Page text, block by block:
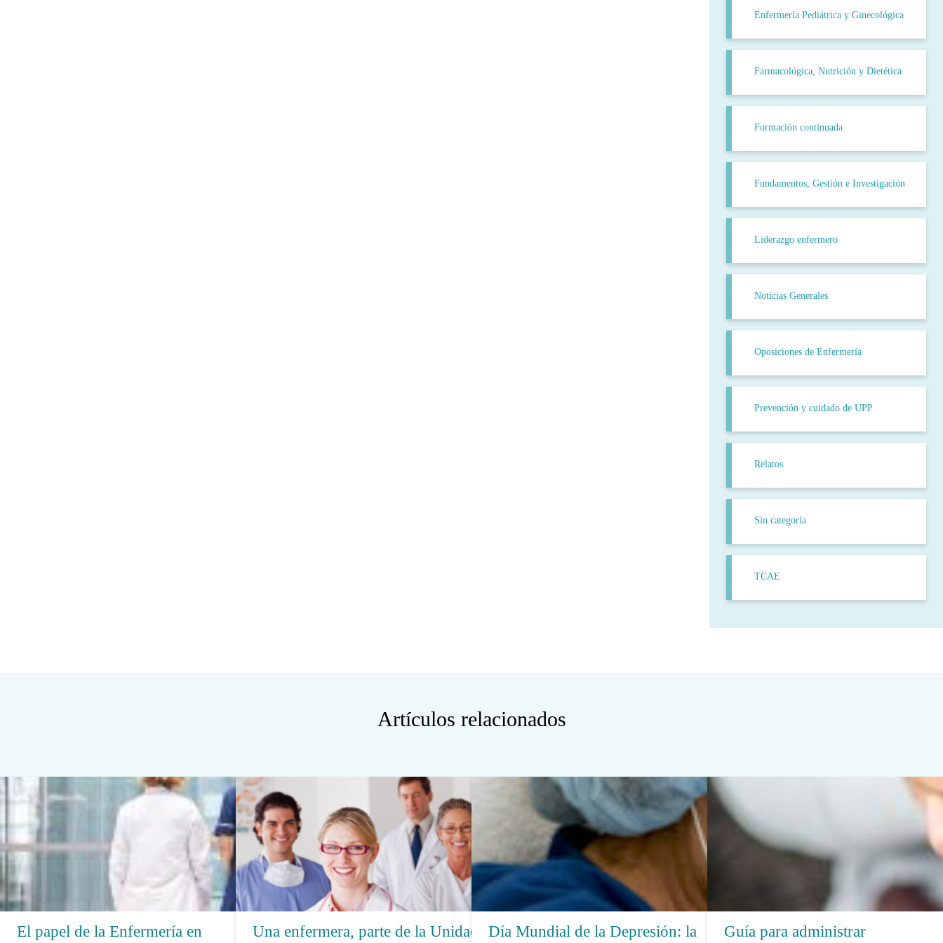
Enfermería Pediátrica y Ginecológica
Farmacológica, Nutrición y Dietética
Formación continuada
Fundamentos, Gestión e Investigación
Liderazgo enfermero
Noticias Generales
Oposiciones de Enfermería
Prevención y cuidado de UPP
Relatos
Sin categoría
TCAE
Artículos relacionados
El papel de la Enfermería en
Una enfermera, parte de la Unidad
Día Mundial de la Depresión: la
Guía para administrar